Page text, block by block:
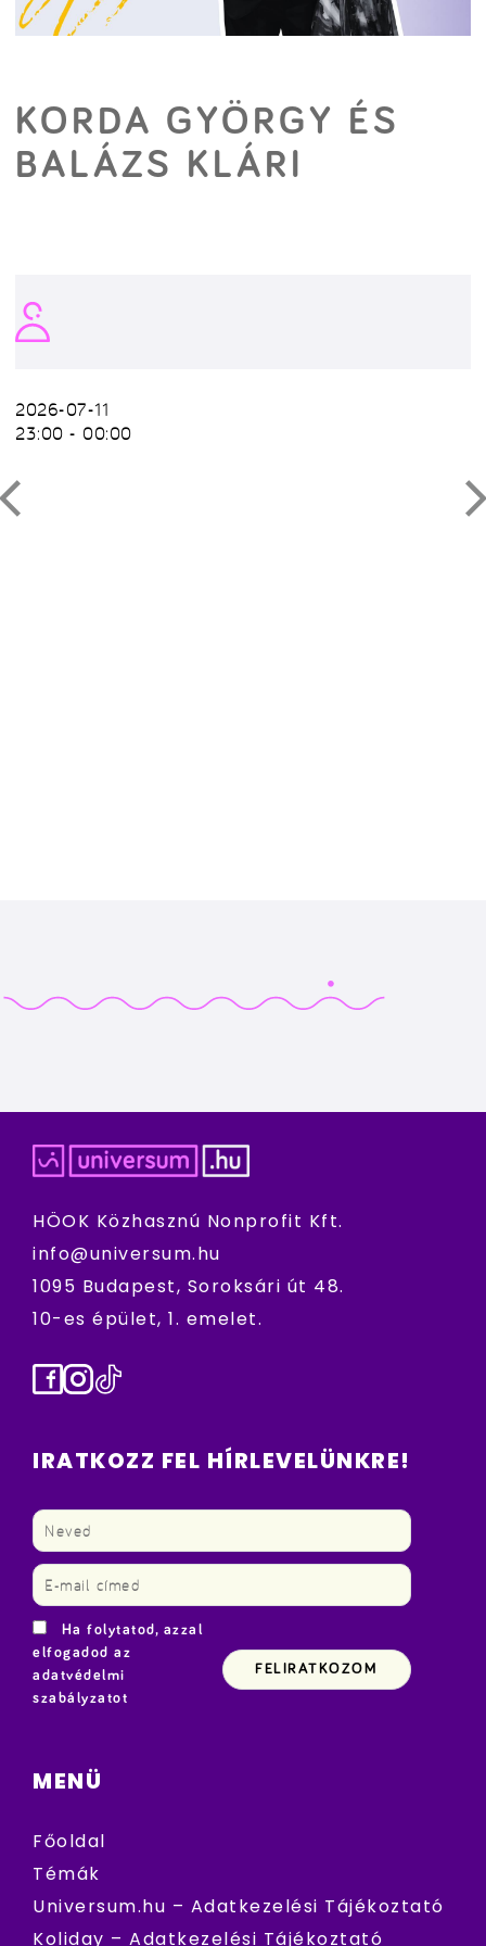
KORDA GYÖRGY ÉS
BALÁZS KLÁRI
2026-07-11
23:00 - 00:00
HÖOK Közhasznú Nonprofit Kft.
info@universum.hu
1095 Budapest, Soroksári út 48.
10-es épület, 1. emelet.
Facebook
Instagram
TikTok
IRATKOZZ FEL HÍRLEVELÜNKRE!
Ha folytatod, azzal
elfogadod az
adatvédelmi
szabályzatot
MENÜ
Főoldal
Témák
Universum.hu – Adatkezelési Tájékoztató
Koliday – Adatkezelési Tájékoztató